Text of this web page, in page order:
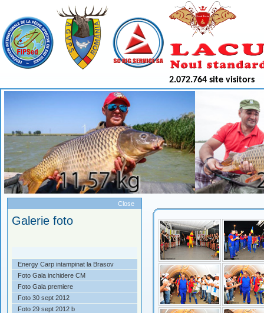
2.072.764 site visitors
Close
Galerie foto
Energy Carp intampinat la Brasov
Foto Gala inchidere CM
Foto Gala premiere
Foto 30 sept 2012
Foto 29 sept 2012 b